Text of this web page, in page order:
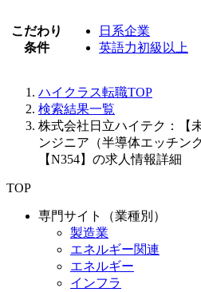
こだわり
条件
日系企業
英語力初級以上
ハイクラス転職TOP
検索結果一覧
株式会社日立ハイテク：【
ンジニア（半導体エッチン
【N354】の求人情報詳細
TOP
専門サイト（業種別）
製造業
エネルギー関連
エネルギー
インフラ